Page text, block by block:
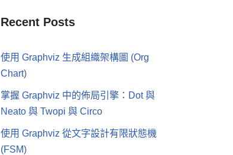
Recent Posts
使用 Graphviz 生成組織架構圖 (Org
Chart)
掌握 Graphviz 中的佈局引擎：Dot 與
Neato 與 Twopi 與 Circo
使用 Graphviz 從文字設計有限狀態機
(FSM)